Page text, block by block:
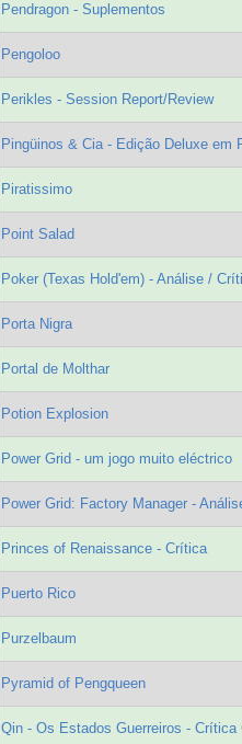
Pendragon - Suplementos
Pengoloo
Perikles - Session Report/Review
Pingüinos & Cia - Edição Deluxe em
Piratissimo
Point Salad
Poker (Texas Hold'em) - Análise /
Porta Nigra
Portal de Molthar
Potion Explosion
Power Grid - um jogo muito eléctrico
Power Grid: Factory Manager -
Princes of Renaissance - Crítica
Puerto Rico
Purzelbaum
Pyramid of Pengqueen
Qin - Os Estados Guerreiros - Crítica